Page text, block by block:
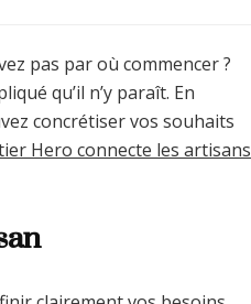
pas par où commencer ?
qu’il n’y paraît. En
concrétiser vos souhaits
Hero connecte les artisans